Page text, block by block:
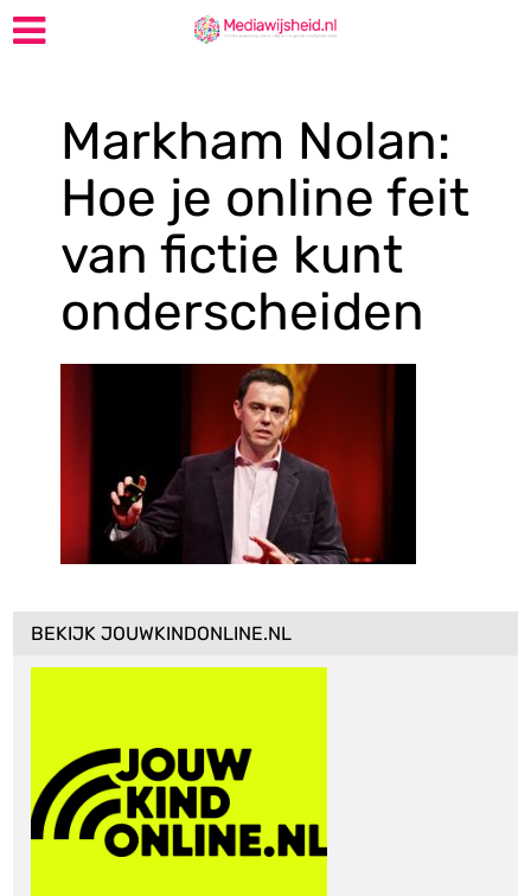
Markham Nolan:
Hoe je online feit
van fictie kunt
onderscheiden
BEKIJK JOUWKINDONLINE.NL